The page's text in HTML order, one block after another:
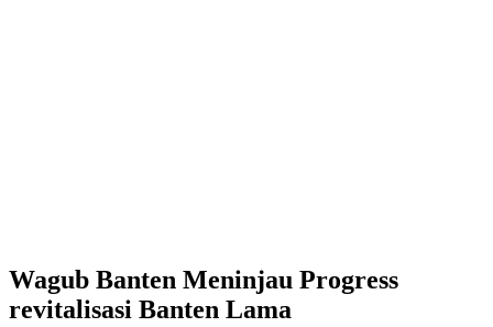
Wagub Banten Meninjau Progress
revitalisasi Banten Lama